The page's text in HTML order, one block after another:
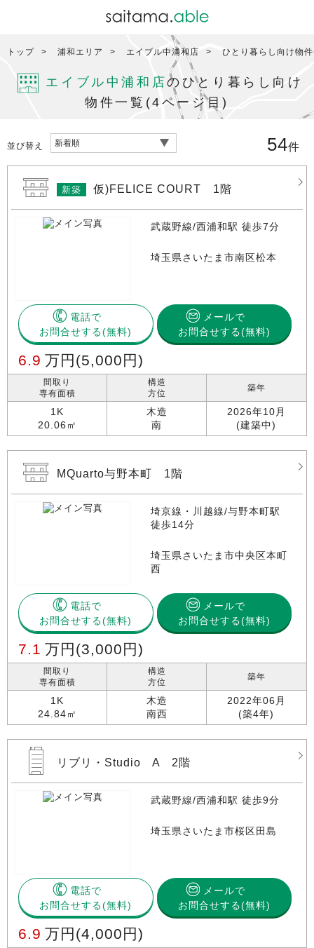
トップ 浦和エリア エイブル中浦和店 ひとり暮らし向け物
エイブル中浦和店のひとり暮らし向け
物件一覧(4ページ目)
並び替え 54件
新築 仮)FELICE COURT 1階
武蔵野線/西浦和駅 徒歩7分
埼玉県さいたま市南区松本
電話で
お問合せする
メールで
お問合せする(無料)
6.9 万円 (5,000円)
間取り
専有面積
1K
20.06㎡
構造
方位
木造
南
築年
2026年10月
(建築中)
MQuarto与野本町 1階
埼京線・川越線/与野本町駅
徒歩14分
埼玉県さいたま市中央区本町
西
電話で
お問合せする
メールで
お問合せする(無料)
7.1 万円 (3,000円)
間取り
専有面積
1K
24.84㎡
構造
方位
木造
南西
築年
2022年06月
(築4年)
リブリ・Studio A 2階
武蔵野線/西浦和駅 徒歩9分
埼玉県さいたま市桜区田島
電話で
お問合せする
メールで
お問合せする(無料)
6.9 万円 (4,000円)